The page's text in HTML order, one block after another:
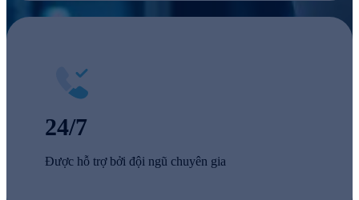
24/7
Được hỗ trợ bởi đội ngũ chuyên gia